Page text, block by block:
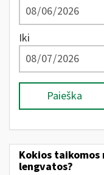
Iki
Paieška
Kokios
lengvatos?